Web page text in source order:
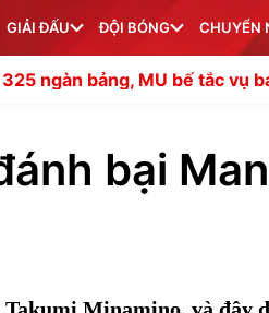
GIẢI ĐẤU ĐỘI BÓNG CHUYỂN
bế tắc vụ bán Rashford
bại